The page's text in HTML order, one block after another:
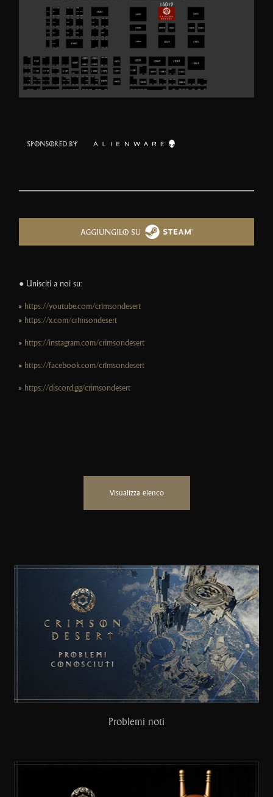
● Unisciti a noi su:
» https://youtube.com/crimsondesert
» https://x.com/crimsondesert_
» https://instagram.com/crimsondesert_
» https://facebook.com/crimsondesert
» https://discord.gg/crimsondesert
Visualizza elenco
Problemi noti